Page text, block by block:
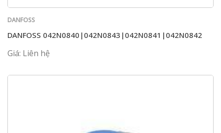
DANFOSS
DANFOSS 042N0840|042N0843|042N0841|042N0842
Giá: Liên hệ